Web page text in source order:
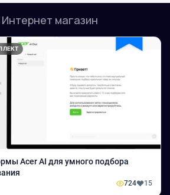
магазин
Acer AI для умного подбора
724 15